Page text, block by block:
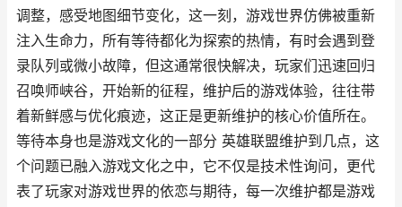
调整，感受地图细节变化，这一刻，游戏世界仿佛被重新
注入生命力，所有等待都化为探索的热情，有时会遇到登
录队列或微小故障，但这通常很快解决，玩家们迅速回归
召唤师峡谷，开始新的征程，维护后的游戏体验，往往带
着新鲜感与优化痕迹，这正是更新维护的核心价值所在。
等待本身也是游戏文化的一部分 英雄联盟维护到几点，这
个问题已融入游戏文化之中，它不仅是技术性询问，更代
表了玩家对游戏世界的依恋与期待，每一次维护都是游戏